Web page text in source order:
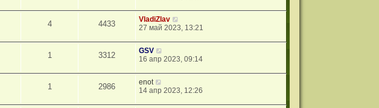
4 4433
VladiZlav
27 май 2023, 13:21
1 3312
GSV
16 апр 2023, 09:14
1 2986
enot
14 апр 2023, 12:26